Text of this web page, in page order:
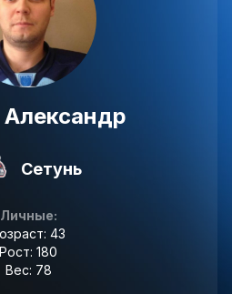
Сетунь
Личные:
43
Рост: 180
Вес: 78